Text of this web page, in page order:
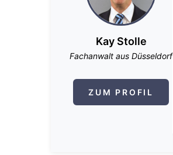
Kay Stolle
Fachanwalt aus Düsseldorf
ZUM PROFIL